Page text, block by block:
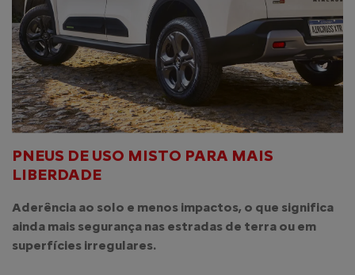
PNEUS DE USO MISTO PARA MAIS
LIBERDADE
Aderência ao solo e menos impactos, o que significa
ainda mais segurança nas estradas de terra ou em
superfícies irregulares.